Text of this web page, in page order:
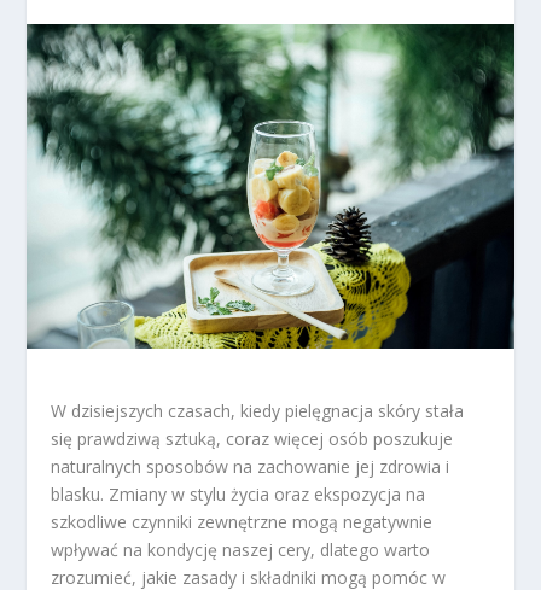
W dzisiejszych czasach, kiedy pielęgnacja skóry stała
się prawdziwą sztuką, coraz więcej osób poszukuje
naturalnych sposobów na zachowanie jej zdrowia i
blasku. Zmiany w stylu życia oraz ekspozycja na
szkodliwe czynniki zewnętrzne mogą negatywnie
wpływać na kondycję naszej cery, dlatego warto
zrozumieć, jakie zasady i składniki mogą pomóc w